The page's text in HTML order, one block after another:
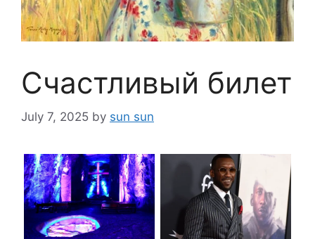
Счастливый билет
July 7, 2025 by sun sun